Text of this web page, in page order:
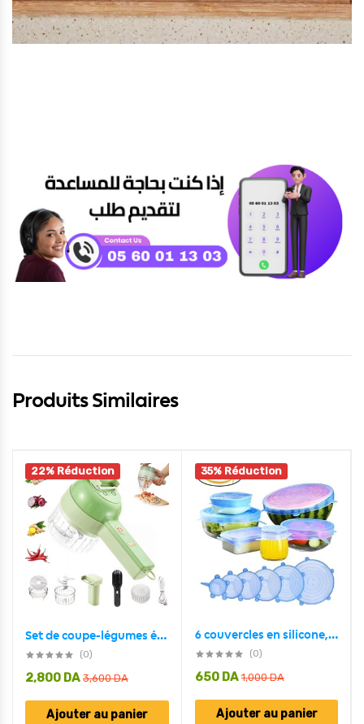
Produits Similaires
22% Réduction
Set de coupe-légumes électrique portable 4 en 1 Chargement USB
(0)
3,600DA
2,800 DA
Ajouter au panier
35% Réduction
6 couvercles en silicone, extensibles, réutilisables
(0)
1,000DA
650 DA
Ajouter au panier